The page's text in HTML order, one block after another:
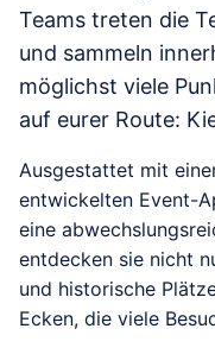
Teams treten die
und sammeln
möglichst viele
auf eurer Route:
Ausgestattet mit
entwickelten Event-
eine
entdecken sie nicht
und historische
Ecken, die viele